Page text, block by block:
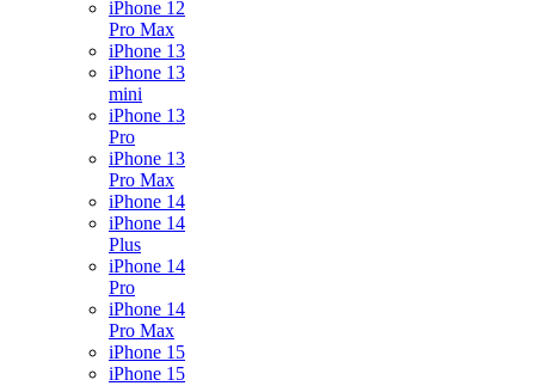
iPhone 12
Pro Max
iPhone 13
iPhone 13
mini
iPhone 13
Pro
iPhone 13
Pro Max
iPhone 14
iPhone 14
Plus
iPhone 14
Pro
iPhone 14
Pro Max
iPhone 15
iPhone 15